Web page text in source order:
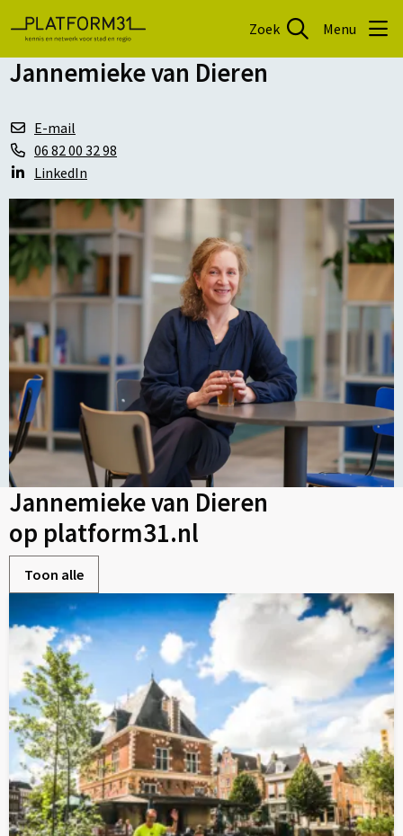
Zoek Menu
Jannemieke van Dieren
E-mail
06 82 00 32 98
LinkedIn
Jannemieke van Dieren
op platform31.nl
Toon alle